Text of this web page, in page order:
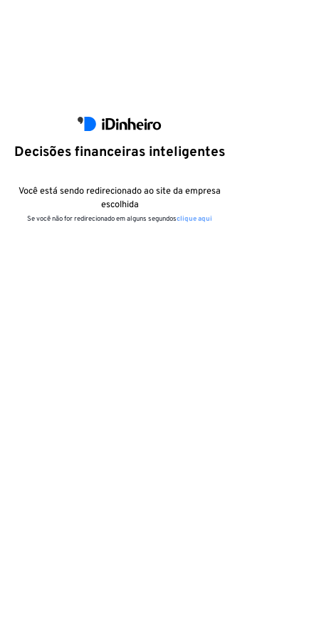
Decisões financeiras inteligentes
Você está sendo redirecionado ao site da empresa
escolhida
Se você não for redirecionado em alguns segundosclique aqui